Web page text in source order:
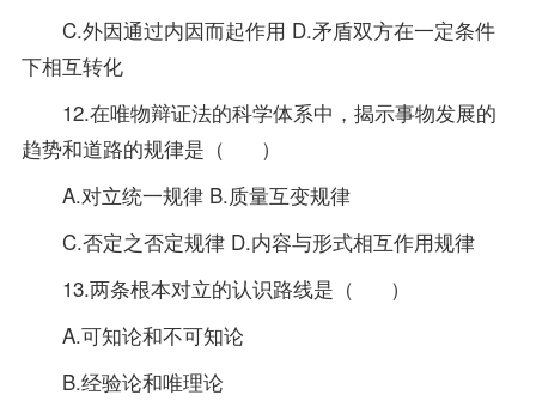
C.外因通过内因而起作用 D.矛盾双方在一定条件
下相互转化
12.在唯物辩证法的科学体系中，揭示事物发展的
趋势和道路的规律是（ ）
A.对立统一规律 B.质量互变规律
C.否定之否定规律 D.内容与形式相互作用规律
13.两条根本对立的认识路线是（ ）
A.可知论和不可知论
B.经验论和唯理论